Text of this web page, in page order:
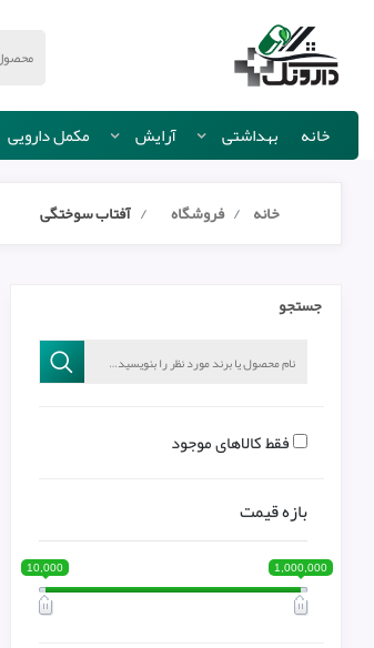
خانه بهداشتی آرایش مکمل دارویی
خانه فروشگاه آفتاب سوختگی
جستجو
فقط کالاهای موجود
بازه قیمت
10,000 1,000,000